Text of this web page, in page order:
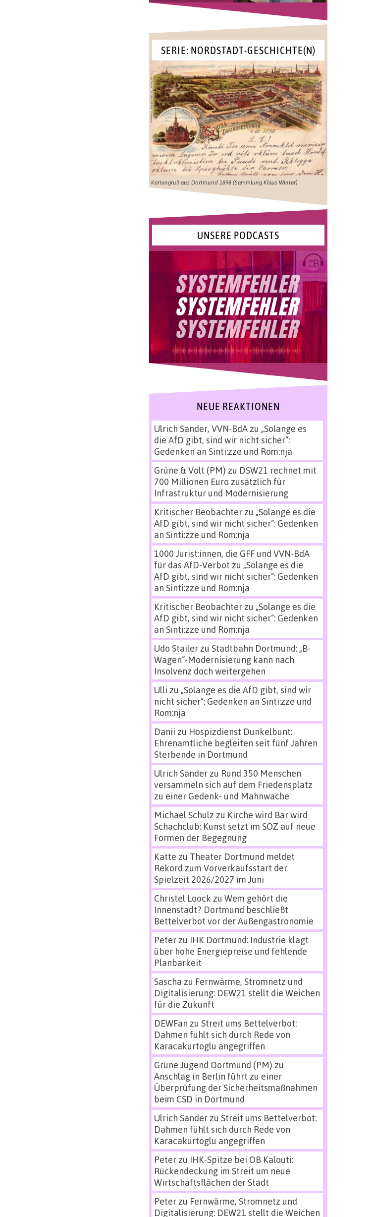
SERIE: NORDSTADT-GESCHICHTE(N)
Kartengruß aus Dortmund 1898 (Sammlung Klaus Winter)
UNSERE PODCASTS
NEUE REAKTIONEN
Ulrich Sander, VVN-BdAzu „Solange es
die AfD gibt, sind wir nicht sicher“:
Gedenken an Sinti:zze und Rom:nja
Grüne & Volt (PM) zu DSW21 rechnet mit
700 Millionen Euro zusätzlich für
Infrastruktur und Modernisierung
Kritischer Beobachterzu „Solange es die
AfD gibt, sind wir nicht sicher“: Gedenken
an Sinti:zze und Rom:nja
1000 Jurist:innen, die GFF und VVN-BdA
für das AfD-Verbot zu „Solange es die
AfD gibt, sind wir nicht sicher“: Gedenken
an Sinti:zze und Rom:nja
Kritischer Beobachterzu „Solange es die
AfD gibt, sind wir nicht sicher“: Gedenken
an Sinti:zze und Rom:nja
Udo Stailerzu Stadtbahn Dortmund: „B-
Wagen“-Modernisierung kann nach
Insolvenz doch weitergehen
Ulli zu „Solange es die AfD gibt, sind wir
nicht sicher“: Gedenken an Sinti:zze und
Rom:nja
Danii zu Hospizdienst Dunkelbunt:
Ehrenamtliche begleiten seit fünf Jahren
Sterbende in Dortmund
Ulrich Sanderzu Rund 350 Menschen
versammeln sich auf dem Friedensplatz
zu einer Gedenk- und Mahnwache
Michael Schulz zu Kirche wird Bar wird
Schachclub: Kunst setzt im SÖZ auf neue
Formen der Begegnung
Katte zu Theater Dortmund meldet
Rekord zum Vorverkaufsstart der
Spielzeit 2026/2027 im Juni
Christel Loock zu Wem gehört die
Innenstadt? Dortmund beschließt
Bettelverbot vor der Außengastronomie
Peterzu IHK Dortmund: Industrie klagt
über hohe Energiepreise und fehlende
Planbarkeit
Sascha zu Fernwärme, Stromnetz und
Digitalisierung: DEW21 stellt die Weichen
für die Zukunft
DEWFan zu Streit ums Bettelverbot:
Dahmen fühlt sich durch Rede von
Karacakurtoglu angegriffen
Grüne Jugend Dortmund (PM) zu
Anschlag in Berlin führt zu einer
Überprüfung der Sicherheitsmaßnahmen
beim CSD in Dortmund
Ulrich Sanderzu Streit ums Bettelverbot:
Dahmen fühlt sich durch Rede von
Karacakurtoglu angegriffen
Peterzu IHK-Spitze bei OB Kalouti:
Rückendeckung im Streit um neue
Wirtschaftsflächen der Stadt
Peterzu Fernwärme, Stromnetz und
Digitalisierung: DEW21 stellt die Weichen